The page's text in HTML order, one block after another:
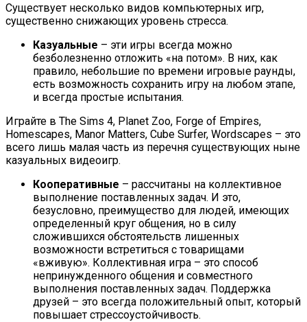
Существует несколько видов компьютерных игр,
существенно снижающих уровень стресса.
Казуальные – эти игры всегда можно
безболезненно отложить «на потом». В них, как
правило, небольшие по времени игровые раунды,
есть возможность сохранить игру на любом этапе,
и всегда простые испытания.
Играйте в The Sims 4, Planet Zoo, Forge of Empires,
Homescapes, Manor Matters, Cube Surfer, Wordscapes – это
всего лишь малая часть из перечня существующих ныне
казуальных видеоигр.
Кооперативные – рассчитаны на коллективное
выполнение поставленных задач. И это,
безусловно, преимущество для людей, имеющих
определенный круг общения, но в силу
сложившихся обстоятельств лишенных
возможности встретиться с товарищами
«вживую». Коллективная игра – это способ
непринужденного общения и совместного
выполнения поставленных задач. Поддержка
друзей – это всегда положительный опыт, который
повышает стрессоустойчивость.